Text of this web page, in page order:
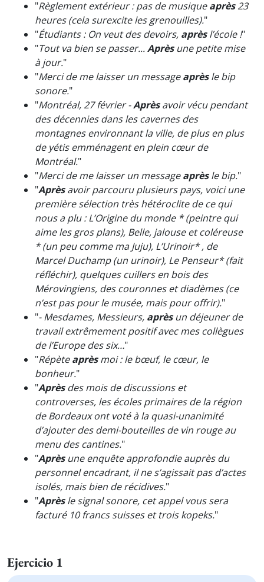
"Règlement extérieur : pas de musiqueaprès23
heures (cela surexcite les grenouilles)."
"Étudiants : On veut des devoirs, aprèsl’école !"
"Tout va bien se passer...Aprèsune petite mise
à jour."
"Merci de me laisser un messageaprèsle bip
sonore."
"Montréal, 27 février -Aprèsavoir vécu pendant
des décennies dans les cavernes des
montagnes environnant la ville, de plus en plus
de yétis emménagent en plein cœur de
Montréal."
"Merci de me laisser un messageaprèsle bip."
"Aprèsavoir parcouru plusieurs pays, voici une
première sélection très hétéroclite de ce qui
nous a plu : L’Origine du monde * (peintre qui
aime les gros plans), Belle, jalouse et coléreuse
* (un peu comme ma Juju), L’Urinoir* , de
Marcel Duchamp (un urinoir), Le Penseur* (fait
réfléchir), quelques cuillers en bois des
Mérovingiens, des couronnes et diadèmes (ce
n’est pas pour le musée, mais pour offrir)."
"- Mesdames, Messieurs, aprèsun déjeuner de
travail extrêmement positif avec mes collègues
de l’Europe des six…"
"Répèteaprèsmoi : le bœuf, le cœur, le
bonheur."
"Aprèsdes mois de discussions et
controverses, les écoles primaires de la région
de Bordeaux ont voté à la quasi-unanimité
d’ajouter des demi-bouteilles de vin rouge au
menu des cantines."
"Aprèsune enquête approfondie auprès du
personnel encadrant, il ne s’agissait pas d’actes
isolés, mais bien de récidives."
"Aprèsle signal sonore, cet appel vous sera
facturé 10 francs suisses et trois kopeks."
Ejercicio 1